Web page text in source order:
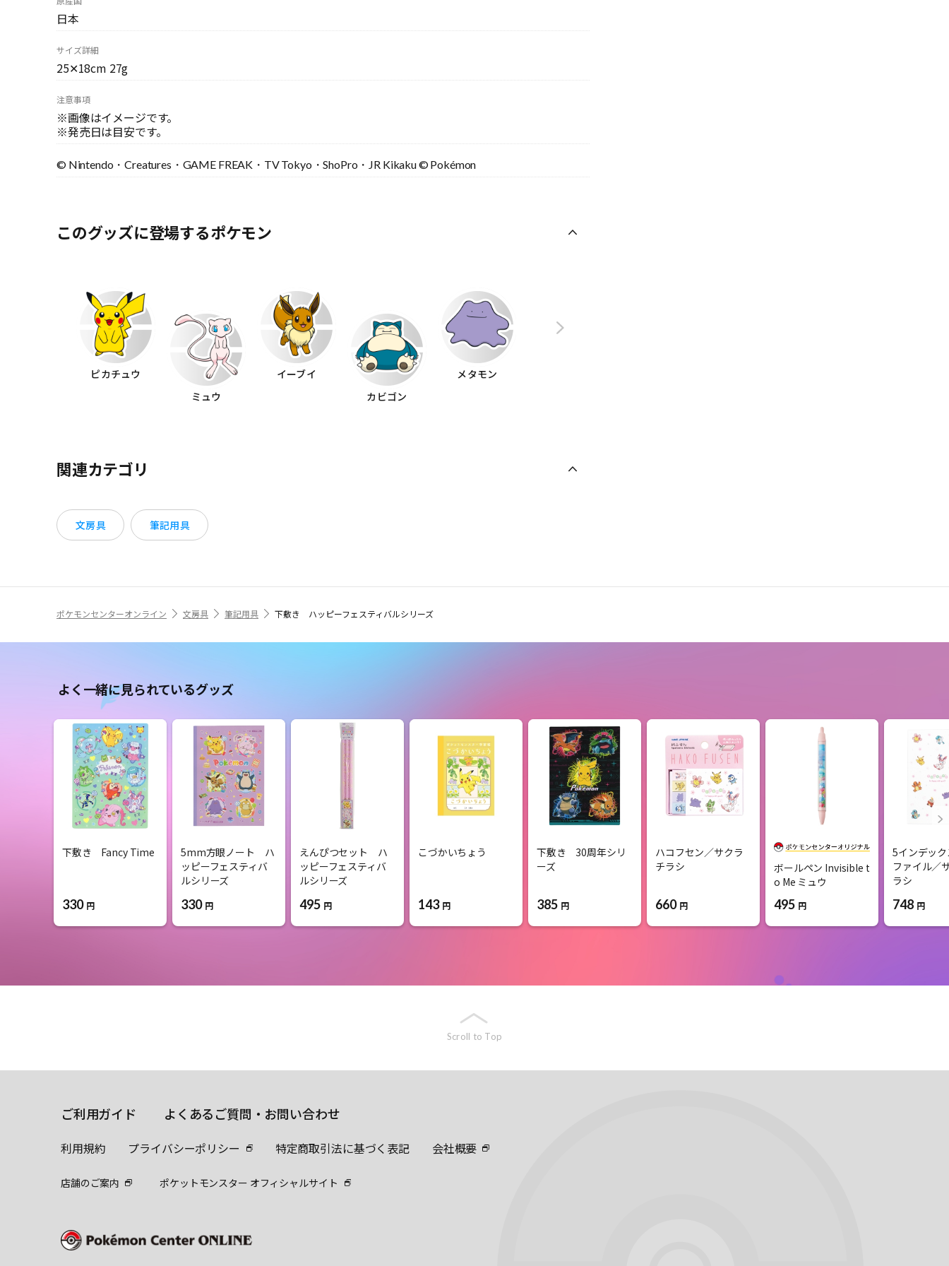
日本
サイズ詳細
25✕18cm 27g
注意事項
※画像はイメージです。
※発売日は目安です。
© Nintendo・Creatures・GAME FREAK・TV Tokyo・ShoPro・JR Kikaku © Pokémon
このグッズに登場するポケモン
ピカチュウ
ミュウ
イーブイ
カビゴン
メタモン
関連カテゴリ
文房具 筆記用具
ポケモンセンターオンライン 文房具 筆記用具 下敷き ハッピーフェスティバルシリーズ
よく一緒に見られているグッズ
下敷き Fancy Time
330 円
5mm方眼ノート ハ
ッピーフェスティバ
ルシリーズ
330 円
えんぴつセット ハ
ッピーフェスティバ
ルシリーズ
495 円
こづかいちょう
143 円
下敷き 30周年シリ
ーズ
385 円
ハコフセン／サクラ
チラシ
660 円
ボールペン Invisible t
o Me ミュウ
495 円
5インデッ
ファイル／
ラシ
748 円
Scroll to Top
ご利用ガイド よくあるご質問・お問い合わせ
利用規約 プライバシーポリシー 特定商取引法に基づく表記 会社概要
店舗のご案内 ポケットモンスター オフィシャルサイト